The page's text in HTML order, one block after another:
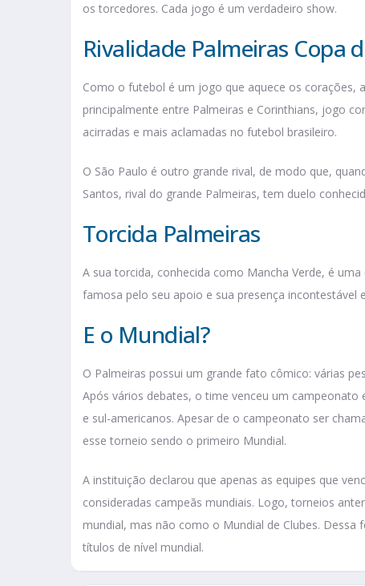
os torcedores. Cada jogo é um verdadeiro show.
Rivalidade Palmeiras Copa
Como o futebol é um jogo que aquece os corações,
principalmente entre Palmeiras e Corinthians, jogo
acirradas e mais aclamadas no futebol brasileiro.
O São Paulo é outro grande rival, de modo que,
Santos, rival do grande Palmeiras, tem duelo
Torcida Palmeiras
A sua torcida, conhecida como Mancha Verde, é
famosa pelo seu apoio e sua presença
E o Mundial?
O Palmeiras possui um grande fato cômico: várias
Após vários debates, o time venceu um
e sul-americanos. Apesar de o campeonato ser
esse torneio sendo o primeiro Mundial.
A instituição declarou que apenas as equipes que
consideradas campeãs mundiais. Logo, torneios
mundial, mas não como o Mundial de Clubes.
títulos de nível mundial.